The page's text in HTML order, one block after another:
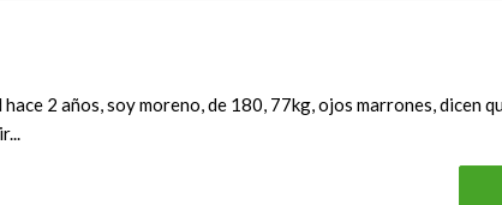
2 años, soy moreno, de 180, 77kg, ojos marrones, dicen